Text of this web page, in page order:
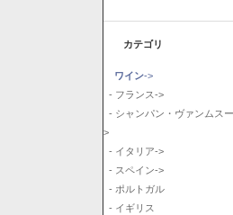
カテゴリ
ワイン->
- フランス->
- シャンパン・ヴァンムス
>
- イタリア->
- スペイン->
- ポルトガル
- イギリス